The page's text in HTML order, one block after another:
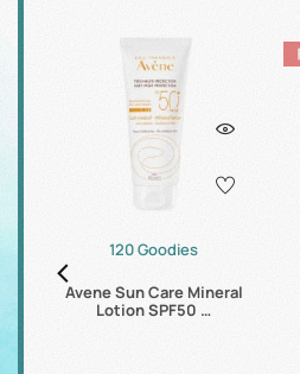
120 Goodies
Avene Sun Care Mineral
Lotion SPF50 …